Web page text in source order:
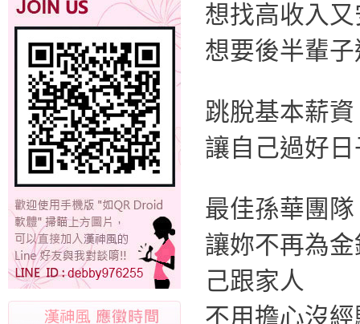
想找高收入
想要後半輩
跳脫基本薪
讓自己過好
最佳孫華團
讓妳不再為
己跟家人
不用擔心沒